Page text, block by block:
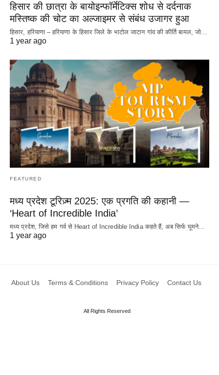
हिसार की छात्रा के बायोइन्फॉर्मेटिक्स शोध से दर्दनाक
मस्तिष्क की चोट का अल्जाइमर से संबंध उजागर हुआ
हिसार, हरियाणा – हरियाणा के हिसार जिले के भाटोल जाटान गांव की कीर्ति बामल, जो…
1 year ago
FEATURED
मध्य प्रदेश टूरिज़्म 2025: एक प्रगति की कहानी —
‘Heart of Incredible India’
मध्य प्रदेश, जिसे हम गर्व से Heart of Incredible India कहते हैं, अब सिर्फ घूमने…
1 year ago
About Us Terms & Conditions Privacy Policy Contact Us
All Rights Reserved